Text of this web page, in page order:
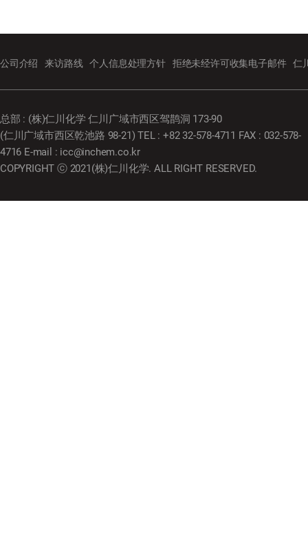
公司介绍 来访路线 个人信息处理方针 拒绝未经许可收集电子邮件 仁
总部 : (株)仁川化学 仁川广域市西区驾鹊洞 173-90
(仁川广域市西区乾池路 98-21) TEL : +82 32-578-4711 FAX : 032-578-
4716 E-mail : icc@inchem.co.kr
COPYRIGHT ⓒ 2021(株)仁川化学. ALL RIGHT RESERVED.